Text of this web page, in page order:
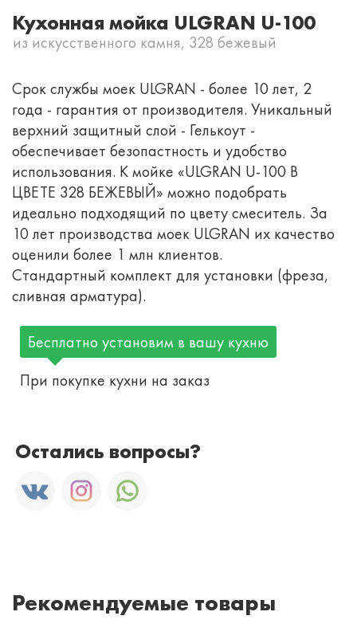
Кухонная мойка ULGRAN U-100
из искусственного камня, 328 бежевый
Срок службы моек ULGRAN - более 10 лет, 2
года - гарантия от производителя. Уникальный
верхний защитный слой - Гелькоут -
обеспечивает безопастность и удобство
использования. К мойке «ULGRAN U-100 В
ЦВЕТЕ 328 БЕЖЕВЫЙ» можно подобрать
идеально подходящий по цвету смеситель. За
10 лет производства моек ULGRAN их качество
оценили более 1 млн клиентов.
Стандартный комплект для установки (фреза,
сливная арматура).
Бесплатно установим в вашу кухню
При покупке кухни на заказ
Остались вопросы?
Рекомендуемые товары